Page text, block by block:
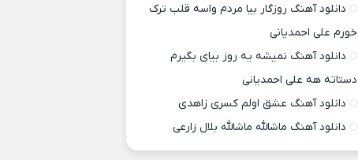
دانلود آهنگ روزگار بیا مردم واسه قلب ترک
خورم علی احمدیانی
دانلود آهنگ نمیشه یه روز بیای بگیرم
دستاته هه علی احمدیانی
دانلود آهنگ عشق اولم کسری زاهدی
دانلود آهنگ ماشالله ماشالله بلال زارعی